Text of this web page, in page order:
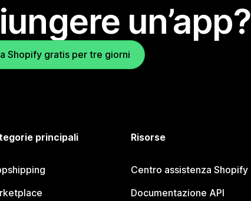
un’app?
Shopify gratis per tre giorni
principali Risorse
Centro assistenza Shopify
Documentazione API